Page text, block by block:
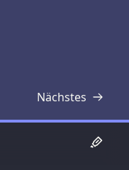
Nächstes
Transkript